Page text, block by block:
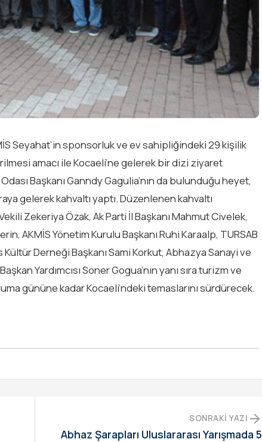
Seyahat’in sponsorluk ve ev sahipliğindeki 29 kişilik
amacı ile Kocaeli’ne gelerek bir dizi ziyaret
Başkanı Ganndy Gagulia’nın da bulunduğu heyet,
gelerek kahvaltı yaptı. Düzenlenen kahvaltı
Zekeriya Özak, Ak Parti İl Başkanı Mahmut Civelek,
AKMİS Yönetim Kurulu Başkanı Ruhi Karaalp, TURSAB
Derneği Başkanı Sami Korkut, Abhazya Sanayi ve
Yardımcısı Soner Gogua’nın yanı sıra turizm ve
gününe kadar Kocaeli’ndeki temaslarını sürdürecek.
SONRAKI YAZI
Abhaz Şarapları Uluslararası Yarışmada 5